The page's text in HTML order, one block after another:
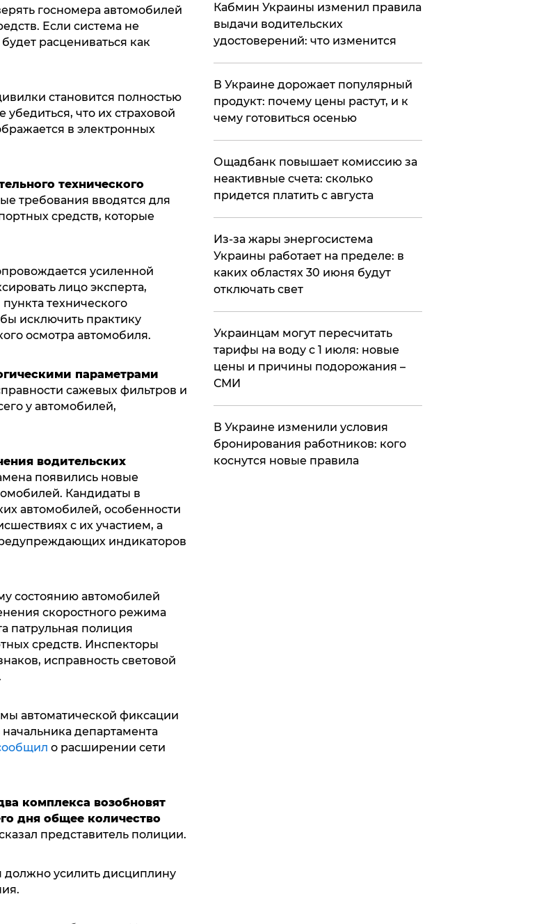
госномера автомобилей
Если система не
расцениваться как
становится полностью
что их страховой
в электронных
технического
требования вводятся для
средств, которые
усиленной
лицо эксперта,
технического
исключить практику
осмотра автомобиля.
параметрами
сажевых фильтров и
у автомобилей,
водительских
появились новые
Кандидаты в
автомобилей, особенности
с их участием, а
индикаторов
состоянию автомобилей
скоростного режима
патрульная полиция
средств. Инспекторы
исправность световой
автоматической фиксации
департамента
о расширении сети
комплекса возобновят
дня общее количество
представитель полиции.
должно усилить дисциплину
Кабмин Украины изменил правила
выдачи водительских
удостоверений: что изменится
В Украине дорожает популярный
продукт: почему цены растут, и к
чему готовиться осенью
​Ощадбанк повышает комиссию за
неактивные счета: сколько
придется платить с августа
Из-за жары энергосистема
Украины работает на пределе: в
каких областях 30 июня будут
отключать свет
Украинцам могут пересчитать
тарифы на воду с 1 июля: новые
цены и причины подорожания –
СМИ
В Украине изменили условия
бронирования работников: кого
коснутся новые правила